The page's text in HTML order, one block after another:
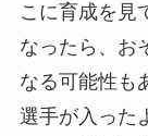
こに育成を見
なったら、お
なる可能性も
選手が入った